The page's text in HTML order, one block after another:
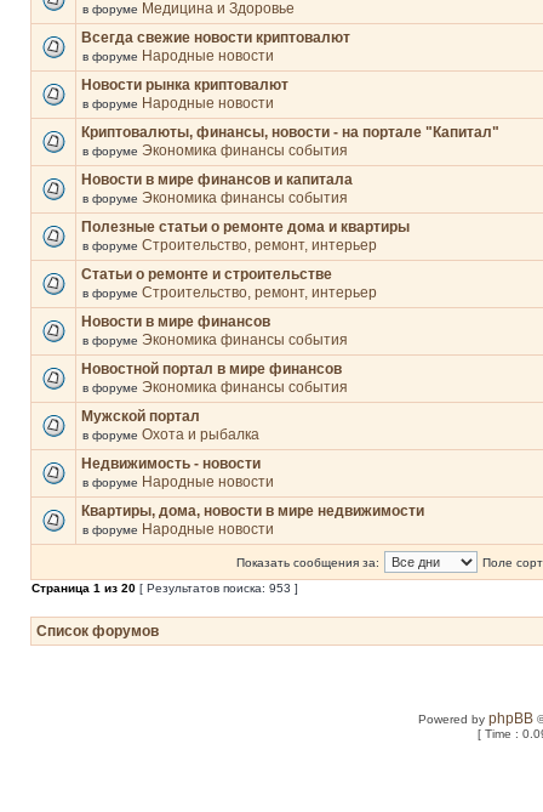
в форуме Медицина и Здоровье
Всегда свежие новости криптовалют
в форуме Народные новости
Новости рынка криптовалют
в форуме Народные новости
Криптовалюты, финансы, новости - на портале "Капитал"
в форуме Экономика финансы события
Новости в мире финансов и капитала
в форуме Экономика финансы события
Полезные статьи о ремонте дома и квартиры
в форуме Строительство, ремонт, интерьер
Статьи о ремонте и строительстве
в форуме Строительство, ремонт, интерьер
Новости в мире финансов
в форуме Экономика финансы события
Новостной портал в мире финансов
в форуме Экономика финансы события
Мужской портал
в форуме Охота и рыбалка
Недвижимость - новости
в форуме Народные новости
Квартиры, дома, новости в мире недвижимости
в форуме Народные новости
Показать сообщения за:
Поле
Страница 1 из 20 [ Результатов поиска: 953 ]
Список форумов
Powered byphpBB
[ Time :